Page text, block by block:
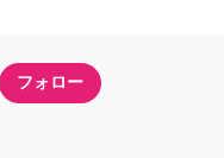
フォロー